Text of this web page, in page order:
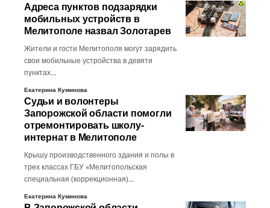
Адреса пунктов подзарядки
мобильных устройств в
Мелитополе назвал Золотарев
Жители и гости Мелитополя могут зарядить
свои мобильные устройства в девяти
пунктах…
Екатерина Куминова
Судьи и волонтеры
Запорожской области помогли
отремонтировать школу-
интернат в Мелитополе
Крышу производственного здания и полы в
трех классах ГБУ «Мелитопольская
специальная (коррекционная)…
Екатерина Куминова